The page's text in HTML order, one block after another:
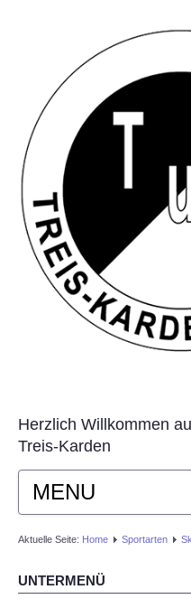
Herzlich Willkommen
Treis-Karden
MENU
STARTSEITE
AKTUELLES
Aktuelle Seite: Home Sportarten
UNTERMENÜ